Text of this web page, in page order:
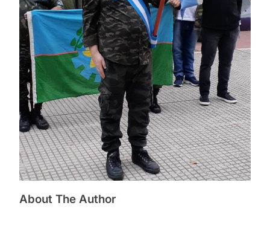
About The Author